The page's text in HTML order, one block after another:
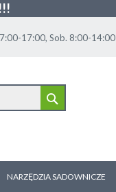
17:00, Sob. 8:00-14:00
NARZĘDZIA SADOWNICZE